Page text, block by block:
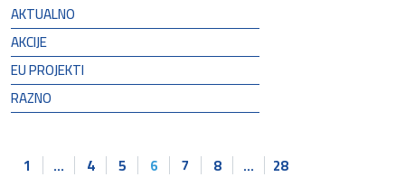
AKTUALNO
AKCIJE
EU PROJEKTI
RAZNO
1 … 4 5 6 7 8 … 28